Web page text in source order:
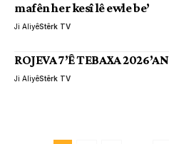
mafên her kesî lê ewle be’
Ji AliyêStêrk TV
ROJEVA 7’Ê TEBAXA 2026’AN
Ji AliyêStêrk TV